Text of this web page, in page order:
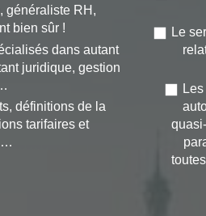
généraliste RH,
bien sûr !
dans autant
juridique, gestion
définitions de la
tarifaires et
…
Le